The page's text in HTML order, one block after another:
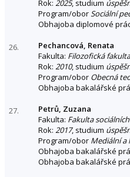
Rok: 2025, studium
Program/oborSociální
Obhajoba diplomové
26.
Pechancová, Renata
Fakulta: Filozofická fakulta
Rok: 2010, studium
Program/obor Obecná
Obhajoba bakalářské
27.
Petrů, Zuzana
Fakulta: Fakulta
Rok: 2017, studium
Program/obor Mediální a
Obhajoba bakalářské
Obhajoba bakalářské